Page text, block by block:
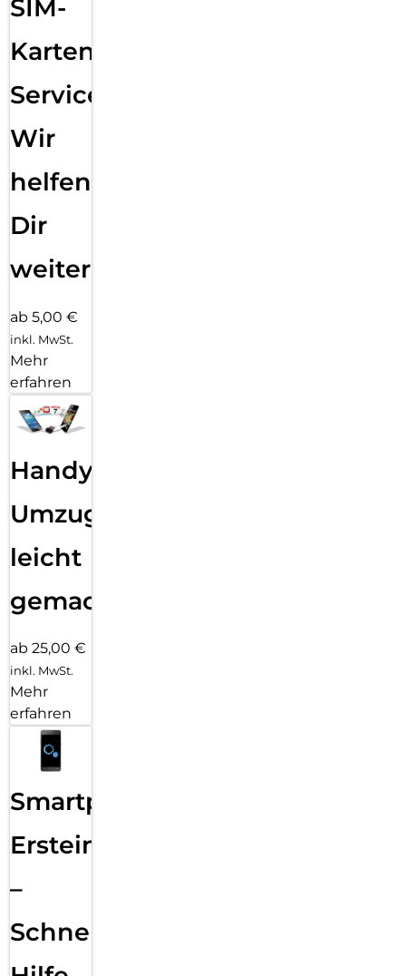
SIM-
Karten
Service:
Wir
helfen
Dir
weiter
ab 5,00 €
inkl. MwSt.
Mehr
erfahren
Handy
Umzug
leicht
gemacht!
ab 25,00 €
inkl. MwSt.
Mehr
erfahren
Smartphone
Ersteinrichtung
–
Schnelle